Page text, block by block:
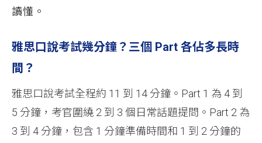
讀懂。
雅思口說考試幾分鐘？三個 Part 各佔多長時
間？
雅思口說考試全程約 11 到 14 分鐘。Part 1 為 4 到
5 分鐘，考官圍繞 2 到 3 個日常話題提問。Part 2 為
3 到 4 分鐘，包含 1 分鐘準備時間和 1 到 2 分鐘的